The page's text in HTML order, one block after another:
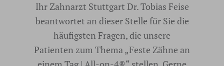
Ihr Zahnarzt Stuttgart Dr. Tobias Feise
beantwortet an dieser Stelle für Sie die
häufigsten Fragen, die unsere
Patienten zum Thema „Feste Zähne an